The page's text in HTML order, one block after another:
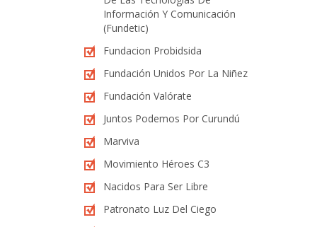
Información Y Comunicación
(Fundetic)
Fundacion Probidsida
Fundación Unidos Por La Niñez
Fundación Valórate
Juntos Podemos Por Curundú
Marviva
Movimiento Héroes C3
Nacidos Para Ser Libre
Patronato Luz Del Ciego